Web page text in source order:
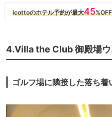
4.Villa the Club 御殿場ウ
ゴルフ場に隣接した落ち着